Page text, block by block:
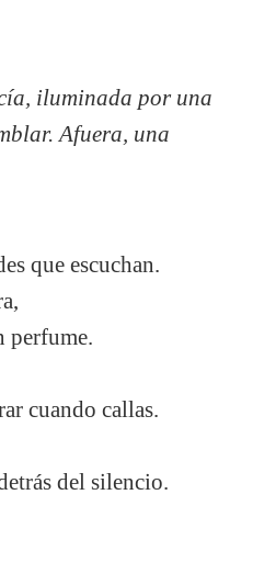
iluminada por una
Afuera, una
que escuchan.
perfume.
cuando callas.
del silencio.